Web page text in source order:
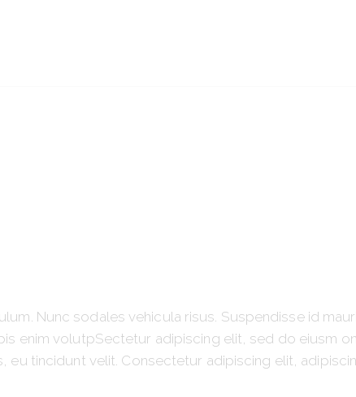
Nunc sodales vehicula risus. Suspendisse id
enim volutpSectetur adipiscing elit, sed do eiusm
eu tincidunt velit. Consectetur adipiscing elit,